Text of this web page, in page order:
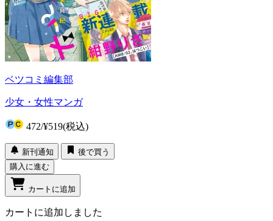
ベツコミ編集部
少女・女性マンガ
472/¥519(税込)
新刊通知
後で買う
購入に進む
カートに追加
カートに追加しました